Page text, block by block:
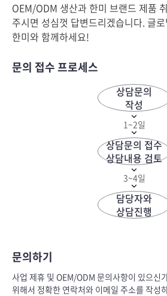
OEM/ODM 생산과 한미 브랜드 제품
주시면 성심껏 답변드리겠습니다. 글
한미와 함께하세요!
문의 접수 프로세스
상담문의
작성
1~2일
상담문의 접수
상담내용 검토
3~4일
담당자와
상담진행
문의하기
사업 제휴 및 OEM/ODM 문의사항이 있으신
위해서 정확한 연락처와 이메일 주소를 작성